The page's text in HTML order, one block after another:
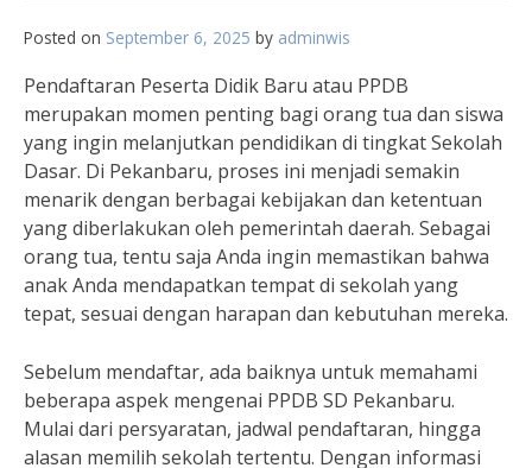
Posted on September 6, 2025 by adminwis
Pendaftaran Peserta Didik Baru atau PPDB
merupakan momen penting bagi orang tua dan siswa
yang ingin melanjutkan pendidikan di tingkat Sekolah
Dasar. Di Pekanbaru, proses ini menjadi semakin
menarik dengan berbagai kebijakan dan ketentuan
yang diberlakukan oleh pemerintah daerah. Sebagai
orang tua, tentu saja Anda ingin memastikan bahwa
anak Anda mendapatkan tempat di sekolah yang
tepat, sesuai dengan harapan dan kebutuhan mereka.
Sebelum mendaftar, ada baiknya untuk memahami
beberapa aspek mengenai PPDB SD Pekanbaru.
Mulai dari persyaratan, jadwal pendaftaran, hingga
alasan memilih sekolah tertentu. Dengan informasi